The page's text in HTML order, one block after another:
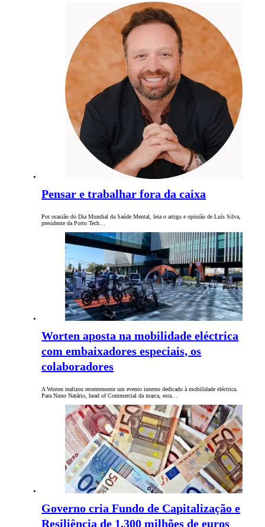
Pensar e trabalhar fora da caixa
Por ocasião do Dia Mundial da Saúde Mental, leia o artigo e opinião de Luís Silva,
presidente da Porto Tech…
Worten aposta na mobilidade eléctrica
com embaixadores especiais, os
colaboradores
A Worten realizou recentemente um evento interno dedicado à mobilidade eléctrica.
Para Nuno Natário, head of Commercial da marca, esta…
Governo cria Fundo de Capitalização e
Resiliência de 1.300 milhões de euros